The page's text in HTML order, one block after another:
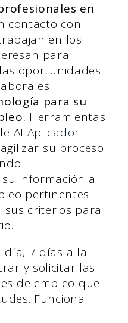
en
contacto con
en los
para
oportunidades
para su
Herramientas
AI Aplicador
su proceso
información a
pertinentes
sus criterios para
día, 7 días a la
y solicitar las
de empleo que
Funciona